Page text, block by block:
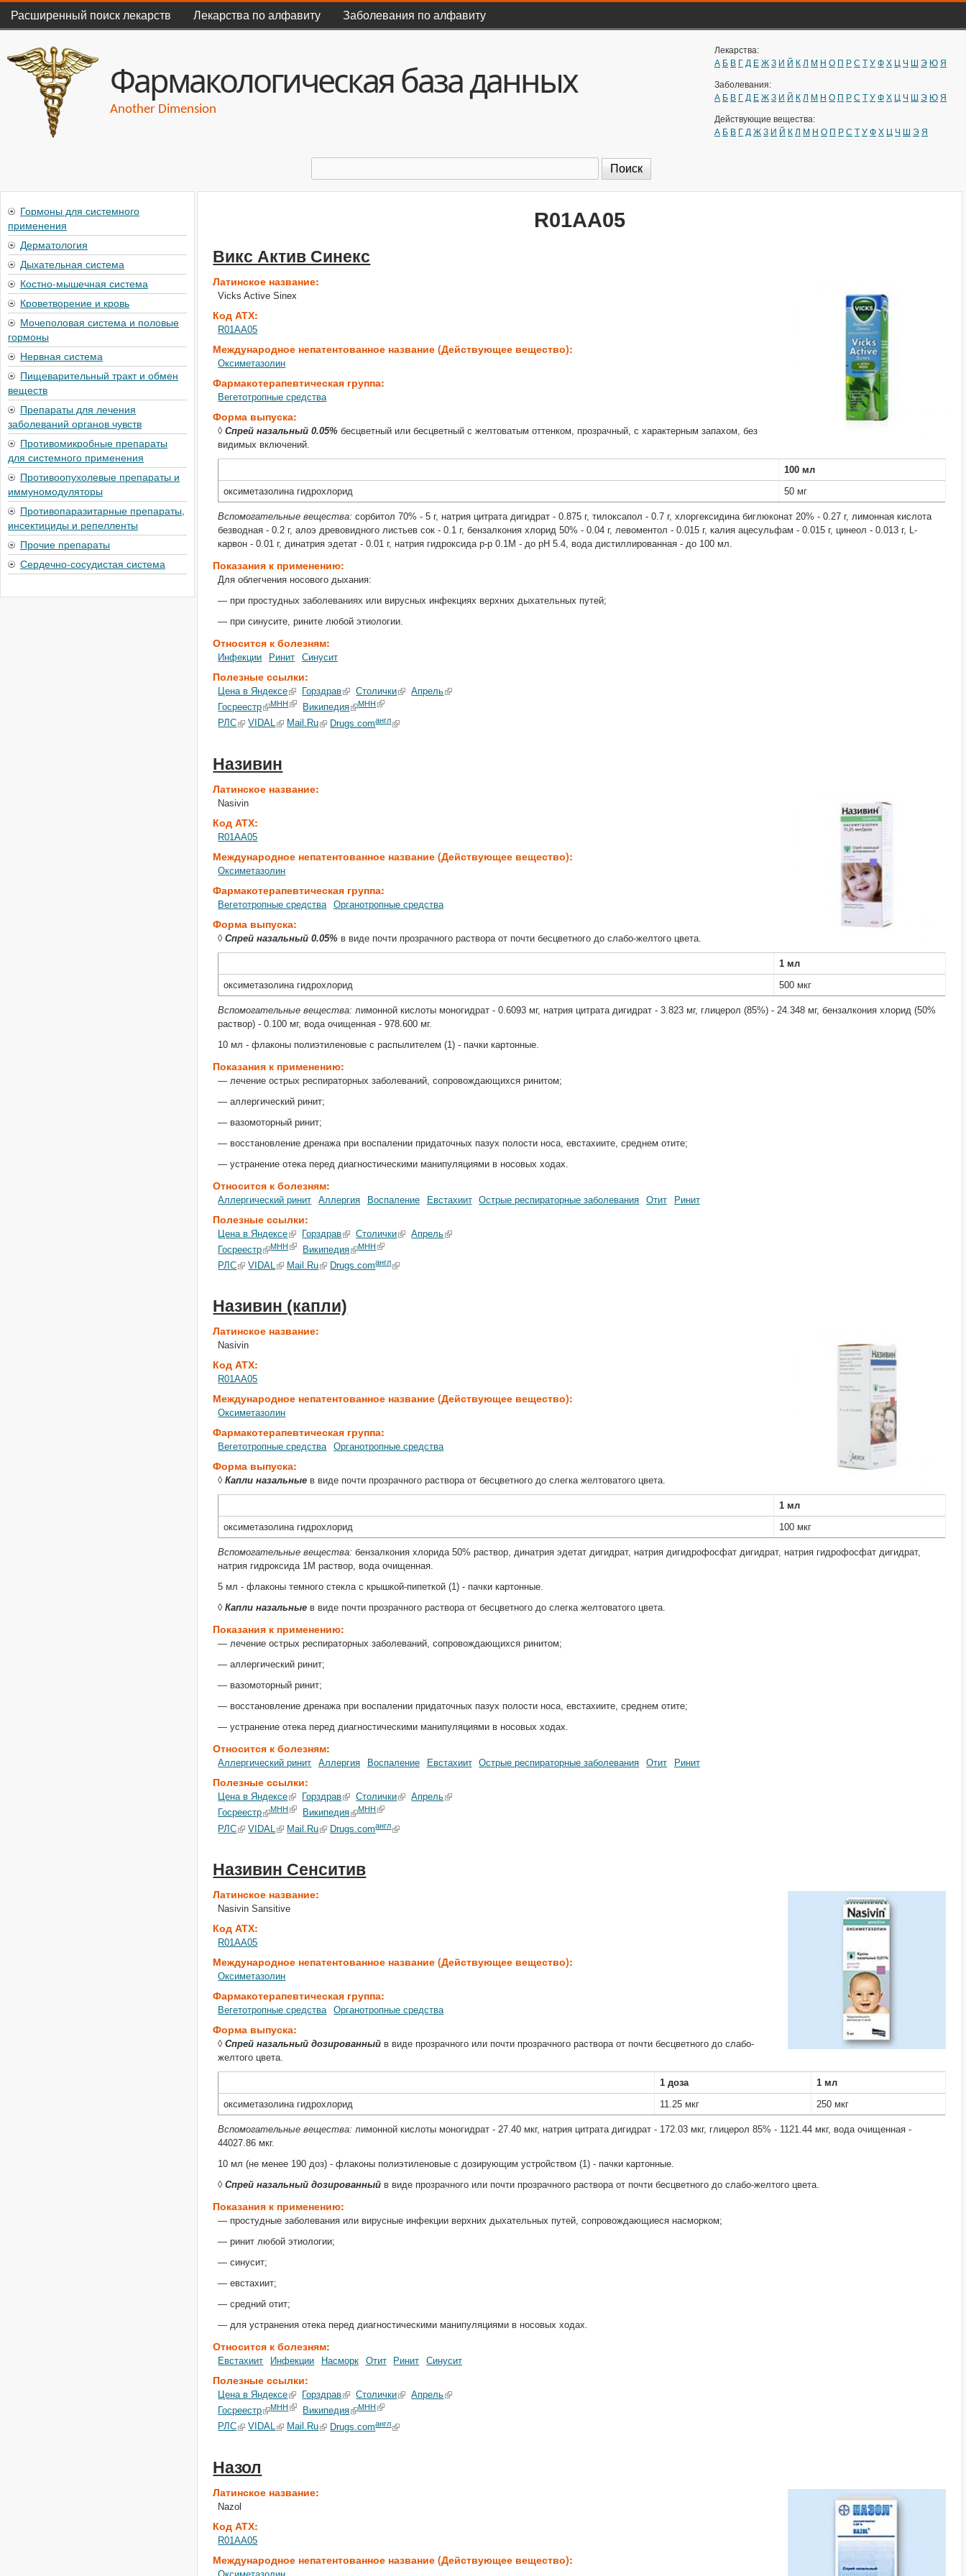
Перейти к основному
содержанию
Главное меню
Расширенный поиск лекарств Лекарства по алфавиту Заболевания по алфавиту
Фармакологическая база данных
Another Dimension
Лекарства:
А Б В Г Д Е Ж З И Й К Л М Н О П Р С Т У Ф Х Ц Ч Ш Э Ю Я
Заболевания:
А Б В Г Д Е Ж З И Й К Л М Н О П Р С Т У Ф Х Ц Ч Ш Э Ю Я
Действующие вещества:
А Б В Г Д Ж З И Й К Л М Н О П Р С Т У Ф Х Ц Ч Ш Э Я
R01AA05
Викс Актив Синекс
Латинское название:
Vicks Active Sinex
Код АТХ:
R01AA05
Международное непатентованное название (Действующее вещество):
Оксиметазолин
Фармакотерапевтическая группа:
Вегетотропные средства
Форма выпуска:
◊Спрей назальный 0.05% бесцветный или бесцветный с желтоватым оттенком, прозрачный, с характерным запахом, без
видимых включений.
100 мл
оксиметазолина гидрохлорид
50 мг
Вспомогательные вещества:сорбитол 70% - 5 г, натрия цитрата дигидрат - 0.875 г, тилоксапол - 0.7 г, хлоргексидина биглюконат 20% - 0.27 г, лимонная кислота
безводная - 0.2 г, алоэ древовидного листьев сок - 0.1 г, бензалкония хлорид 50% - 0.04 г, левоментол - 0.015 г, калия ацесульфам - 0.015 г, цинеол - 0.013 г, L-
карвон - 0.01 г, динатрия эдетат - 0.01 г, натрия гидроксида р-р 0.1М - до рН 5.4, вода дистиллированная - до 100 мл.
Показания к применению:
Для облегчения носового дыхания:
— при простудных заболеваниях или вирусных инфекциях верхних дыхательных путей;
— при синусите, рините любой этиологии.
Относится к болезням:
Инфекции Ринит Синусит
Полезные ссылки:
Цена в Яндексе Горздрав Столички
Апрель
Госреестр
МНН Википедия МНН
РЛС VIDAL Mail.Ru Drugs.comангл
Називин
Латинское название:
Nasivin
Код АТХ:
R01AA05
Международное непатентованное название (Действующее вещество):
Оксиметазолин
Фармакотерапевтическая группа:
Вегетотропные средства Органотропные средства
Форма выпуска:
◊Спрей назальный 0.05% в виде почти прозрачного раствора от почти бесцветного до слабо-желтого цвета.
1 мл
оксиметазолина гидрохлорид
500 мкг
Вспомогательные вещества: лимонной кислоты моногидрат - 0.6093 мг, натрия цитрата дигидрат - 3.823 мг, глицерол (85%) - 24.348 мг, бензалкония хлорид (50%
раствор) - 0.100 мг, вода очищенная - 978.600 мг.
10 мл - флаконы полиэтиленовые с распылителем (1) - пачки картонные.
Показания к применению:
— лечение острых респираторных заболеваний, сопровождающихся ринитом;
— аллергический ринит;
— вазомоторный ринит;
— восстановление дренажа при воспалении придаточных пазух полости носа, евстахиите, среднем отите;
— устранение отека перед диагностическими манипуляциями в носовых ходах.
Относится к болезням:
Аллергический ринит Аллергия Воспаление Евстахиит Острые респираторные заболевания Отит Ринит
Полезные ссылки:
Цена в Яндексе Горздрав Столички
Апрель
Госреестр
МНН Википедия МНН
РЛС VIDAL Mail.Ru Drugs.comангл
Називин (капли)
Латинское название:
Nasivin
Код АТХ:
R01AA05
Международное непатентованное название (Действующее вещество):
Оксиметазолин
Фармакотерапевтическая группа:
Вегетотропные средства Органотропные средства
Форма выпуска:
◊Капли назальные в виде почти прозрачного раствора от бесцветного до слегка желтоватого цвета.
1 мл
оксиметазолина гидрохлорид
100 мкг
Вспомогательные вещества:бензалкония хлорида 50% раствор, динатрия эдетат дигидрат, натрия дигидрофосфат дигидрат, натрия гидрофосфат дигидрат,
натрия гидроксида 1М раствор, вода очищенная.
5 мл - флаконы темного стекла с крышкой-пипеткой (1) - пачки картонные.
◊Капли назальные в виде почти прозрачного раствора от бесцветного до слегка желтоватого цвета.
Показания к применению:
— лечение острых респираторных заболеваний, сопровождающихся ринитом;
— аллергический ринит;
— вазомоторный ринит;
— восстановление дренажа при воспалении придаточных пазух полости носа, евстахиите, среднем отите;
— устранение отека перед диагностическими манипуляциями в носовых ходах.
Относится к болезням:
Аллергический ринит Аллергия Воспаление Евстахиит Острые респираторные заболевания Отит Ринит
Полезные ссылки:
Цена в Яндексе Горздрав Столички
Апрель
Госреестр
МНН Википедия МНН
РЛС VIDAL Mail.Ru Drugs.comангл
Називин Сенситив
Латинское название:
Nasivin Sansitive
Код АТХ:
R01AA05
Международное непатентованное название (Действующее вещество):
Оксиметазолин
Фармакотерапевтическая группа:
Вегетотропные средства Органотропные средства
Форма выпуска:
◊Спрей назальный дозированный в виде прозрачного или почти прозрачного раствора от почти бесцветного до слабо-
желтого цвета.
1 доза
1 мл
оксиметазолина гидрохлорид
11.25 мкг 250 мкг
Вспомогательные вещества: лимонной кислоты моногидрат - 27.40 мкг, натрия цитрата дигидрат - 172.03 мкг, глицерол 85% - 1121.44 мкг, вода очищенная -
44027.86 мкг.
10 мл (не менее 190 доз) - флаконы полиэтиленовые с дозирующим устройством (1) - пачки картонные.
◊Спрей назальный дозированный в виде прозрачного или почти прозрачного раствора от почти бесцветного до слабо-желтого цвета.
Показания к применению:
— простудные заболевания или вирусные инфекции верхних дыхательных путей, сопровождающиеся насморком;
— ринит любой этиологии;
— синусит;
— евстахиит;
— средний отит;
— для устранения отека перед диагностическими манипуляциями в носовых ходах.
Относится к болезням:
Евстахиит Инфекции Насморк Отит Ринит Синусит
Полезные ссылки:
Цена в Яндексе Горздрав Столички
Апрель
Госреестр
МНН Википедия МНН
РЛС VIDAL Mail.Ru Drugs.comангл
Назол
Латинское название:
Nazol
Код АТХ:
R01AA05
Международное непатентованное название (Действующее вещество):
Оксиметазолин
Гормоны для системного
применения
Дерматология
Дыхательная система
Костно-мышечная система
Кроветворение и кровь
Мочеполовая система и половые
гормоны
Нервная система
Пищеварительный тракт и обмен
веществ
Препараты для лечения
заболеваний органов чувств
Противомикробные препараты
для системного применения
Противоопухолевые препараты и
иммуномодуляторы
Противопаразитарные препараты,
инсектициды и репелленты
Прочие препараты
Сердечно-сосудистая система